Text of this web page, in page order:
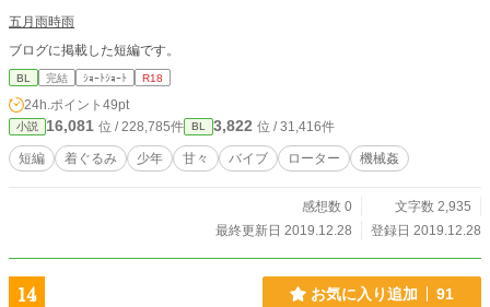
五月雨時雨
ブログに掲載した短編です。
BL 完結 ｼｮｰﾄｼｮｰﾄ R18
24h.ポイント 49pt
小説 16,081 位 / 228,785件 BL 3,822 位 / 31,416件
短編 着ぐるみ 少年 甘々 バイブ ローター 機械姦
感想数 0
文字数 2,935
最終更新日 2019.12.28
登録日 2019.12.28
14 お気に入り追加 91